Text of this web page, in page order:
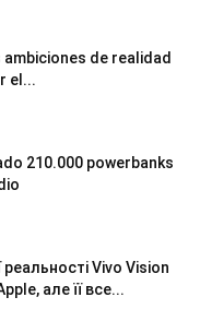
de realidad
el...
210.000 powerbanks
реальності Vivo Vision
але її все...